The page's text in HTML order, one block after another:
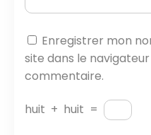
Enregistrer mon
site dans le
commentaire.
huit + huit =